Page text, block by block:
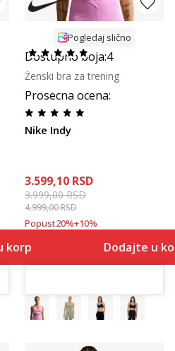
Pogledaj slično
Dostupno boja:4
Prosecna ocena:
Nike Indy
Ženski bra za trening
3.599,10 RSD
3.999,00RSD
4.999,00RSD
Popust20%+10%
Dodajte u